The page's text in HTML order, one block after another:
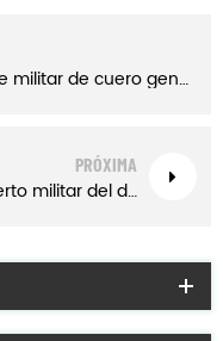
Botas de jungla de combate militar de cuero genuino negro botas de senderismo
PRÓXIMA
Botas tácticas del ejército del desierto militar del desierto con cremallera